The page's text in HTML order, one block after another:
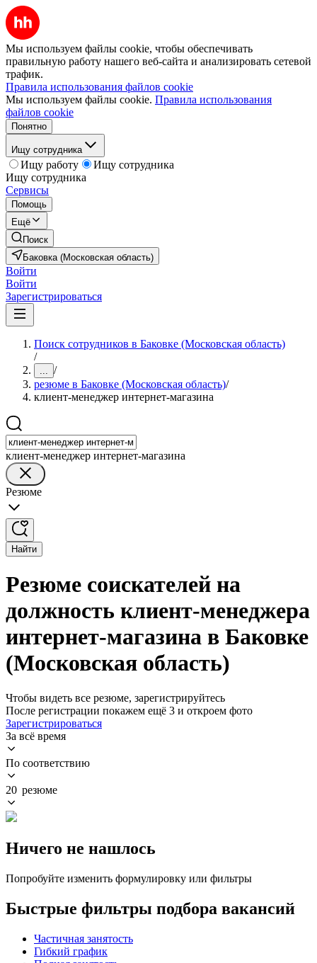
Мы используем файлы cookie, чтобы обеспечивать
правильную работу нашего веб-сайта и анализировать сетевой
трафик.
Правила использования файлов cookie
Мы используем файлы cookie. Правила использования
файлов cookie
Понятно
Ищу сотрудника
Ищу работу
Ищу сотрудника
Ищу сотрудника
Сервисы
Помощь
Ещё
Поиск
Баковка (Московская область)
Войти
Войти
Зарегистрироваться
Поиск сотрудников в Баковке (Московская область)
/
... /
резюме в Баковке (Московская область)/
клиент-менеджер интернет-магазина
клиент-менеджер интернет-магазина
Резюме
Найти
Резюме соискателей на
должность клиент-менеджера
интернет-магазина в Баковке
(Московская область)
Чтобы видеть все резюме, зарегистрируйтесь
После регистрации покажем ещё 3 и откроем фото
Зарегистрироваться
За всё время
По соответствию
20 резюме
Ничего не нашлось
Попробуйте изменить формулировку или фильтры
Быстрые фильтры подбора вакансий
Частичная занятость
Гибкий график